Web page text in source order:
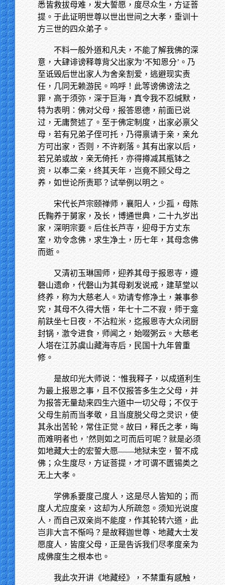
悉皆救拔母难，发大誓愿，度尽众生，方证菩
提。于此证明世尊以世出世间之大孝，垂训十
方三世的四众弟子。
不料一般外道和凡夫，不能了解我佛的深
意，大肆诽谤释尊背父出家为‘不知恩分’。乃
至诋毁后世出家人为舍亲割爱，逃避现实责
任，几同无赖游民。呜呼！此等谤佛谤法之
罪，高于须弥，深于巨海，真令我不忍缄默，
特为表明：佛对父母，报答恩德，前面已说
过，无庸赘述了。至于佛定制度，出家必禀父
母，若有兄弟子侄可托，乃得禀请于亲，亲允
方可出家，否则，不许剃落。其有出家以后，
若兄弟或故，亲无倚托，亦得撙减其瓶钵之
资，以奉二亲，终其天年，岂竟不顾父母之
养，如世论所责耶？试举例以明之。
宋代长芦宗颐禅师，襄阳人，少孤，母陈
氏鞠养于舅家，及长，博通世典，二十九岁出
家，深明宗要。后住长芦寺，迎母于方丈东
室，劝令念佛，求生净土，历七年，其母念佛
而逝。
又清初玉琳国师，迎养其母于报恩寺，遵
磬山遗命，代磬山为其母剃发说戒，建草堂以
终养，称为大慈老人。劝请专修净土，兼事参
究，其母不久得大悟，年七十二不寂，师于龛
前趺坐七日夜，不沾粒米，迄报恩寺大众闭厨
封锅，激令进食，师闻之，始啜粥云。大慈老
人塔在江苏虞山藏海寺后，民国十九年曾重
修。
是故印光大师说：‘惟我释子，以成道利生
为最上报恩之事，且不仅报答多生之父母，并
为报答无量劫来四生六道中一切父母；不仅于
父母生前而当孝敬，且当度脱父母之灵识，使
其永出苦轮，常住正觉。故曰，释氏之孝，晦
而难明者也，’然则如之可而后可呢？就是必须
如地藏大士的宏誓大愿——地狱未空，誓不成
佛；众生度尽，方证菩提，才可谓不匮锡类之
无上大孝。
学佛系要度己度人，这是尽人皆知的；而
度人尤应度亲，这却为人所疏忽。须知光说度
人，而自己双亲尚不能度，作其轮转六道，此
岂非大言不惭吗？是故释迦世尊、地藏大士发
愿度人，皆度父母，正是告诉我们尽孝度亲为
成佛度生之根本也。
我此次开讲《地藏经》，不禁重有感触，